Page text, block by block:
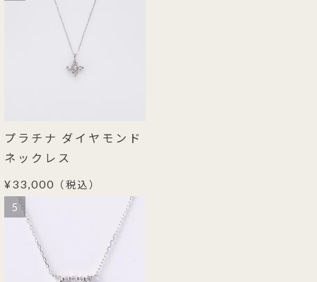
プラチナ ダイヤモンド
ネックレス
¥33,000 （税込）
5